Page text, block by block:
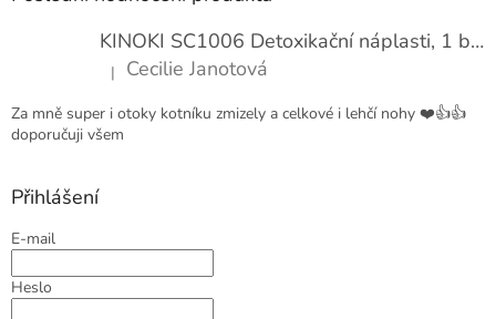
KINOKI SC1006 Detoxikační náplasti, 1 balení - 10 ks
Hodnocení produktu je 4 z 5 hvězdiček.
| Cecilie Janotová
Za mně super i otoky kotníku zmizely a celkové i lehčí nohy ❤️👍👍
doporučuji všem
Přihlášení
E-mail
Heslo